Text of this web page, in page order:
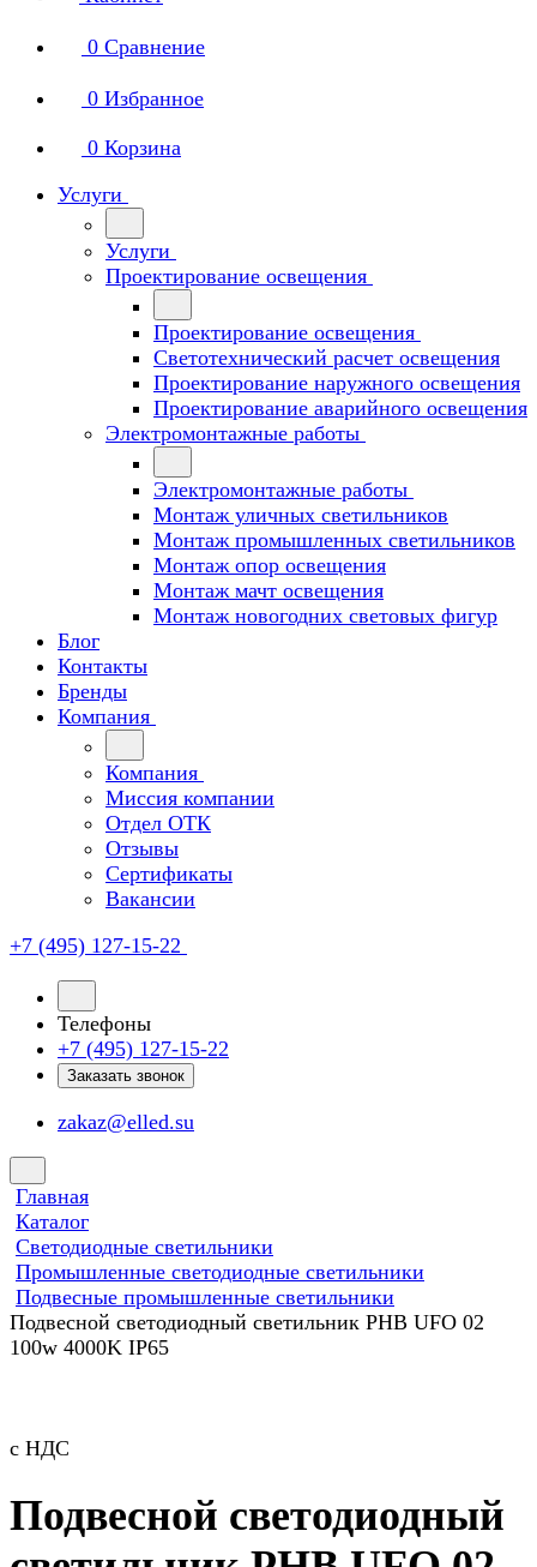
0 Сравнение
0 Избранное
0 Корзина
Услуги
Услуги
Проектирование освещения
Проектирование освещения
Светотехнический расчет освещения
Проектирование наружного освещения
Проектирование аварийного освещения
Электромонтажные работы
Электромонтажные работы
Монтаж уличных светильников
Монтаж промышленных светильников
Монтаж опор освещения
Монтаж мачт освещения
Монтаж новогодних световых фигур
Блог
Контакты
Бренды
Компания
Компания
Миссия компании
Отдел ОТК
Отзывы
Сертификаты
Вакансии
+7 (495) 127-15-22
Телефоны
+7 (495) 127-15-22
Заказать звонок
zakaz@elled.su
Главная
Каталог
Светодиодные светильники
Промышленные светодиодные светильники
Подвесные промышленные светильники
Подвесной светодиодный светильник PHB UFO 02
100w 4000K IP65
с НДС
Подвесной светодиодный